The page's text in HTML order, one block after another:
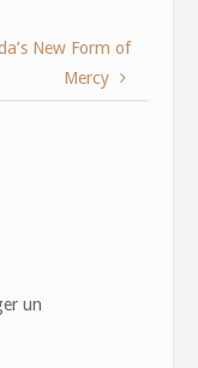
New Form of
Mercy
un